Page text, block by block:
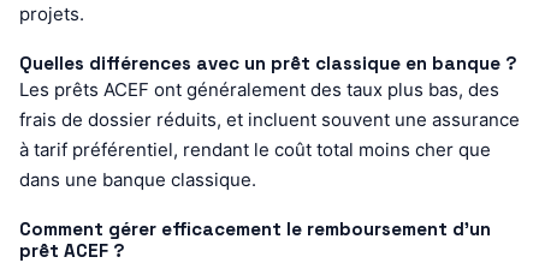
projets.
Quelles différences avec un prêt classique en banque ?
Les prêts ACEF ont généralement des taux plus bas, des
frais de dossier réduits, et incluent souvent une assurance
à tarif préférentiel, rendant le coût total moins cher que
dans une banque classique.
Comment gérer efficacement le remboursement d’un
prêt ACEF ?